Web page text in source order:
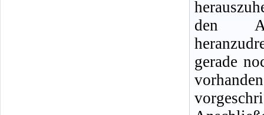
den
gerade